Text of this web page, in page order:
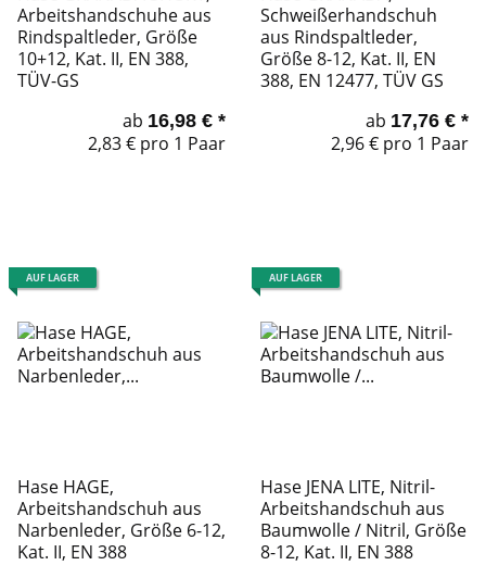
Arbeitshandschuhe aus
Rindspaltleder, Größe
10+12, Kat. II, EN 388,
TÜV-GS
ab 16,98 € *
2,83 € pro 1 Paar
Schweißerhandschuh
aus Rindspaltleder,
Größe 8-12, Kat. II, EN
388, EN 12477, TÜV GS
ab 17,76 € *
2,96 € pro 1 Paar
AUF LAGER
Hase HAGE,
Arbeitshandschuh aus
Narbenleder, Größe 6-12,
Kat. II, EN 388
AUF LAGER
Hase JENA LITE, Nitril-
Arbeitshandschuh aus
Baumwolle / Nitril, Größe
8-12, Kat. II, EN 388